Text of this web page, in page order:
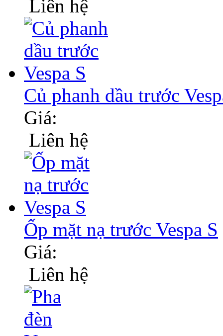
Liên hệ
Củ phanh dầu trước
Giá:
Liên hệ
Ốp mặt nạ trước Vespa S
Giá:
Liên hệ